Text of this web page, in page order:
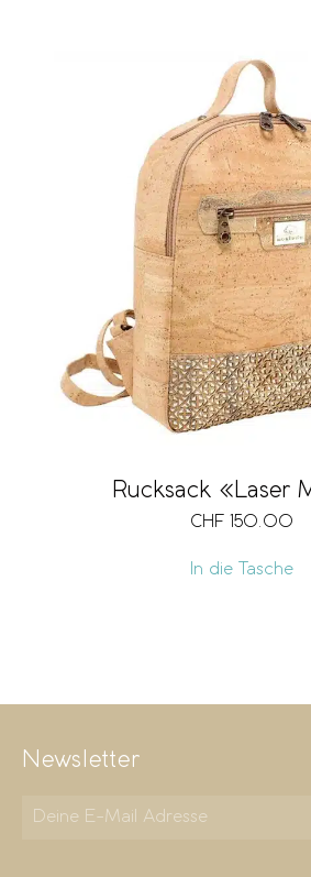
Rucksack «Laser
CHF 150.00
In die Tasche
Newsletter